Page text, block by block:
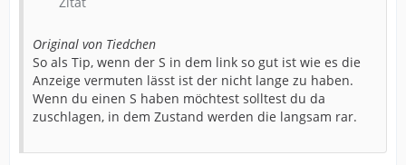
Original von Tiedchen
So als Tip, wenn der S in dem link so gut ist wie es die
Anzeige vermuten lässt ist der nicht lange zu haben.
Wenn du einen S haben möchtest solltest du da
zuschlagen, in dem Zustand werden die langsam rar.